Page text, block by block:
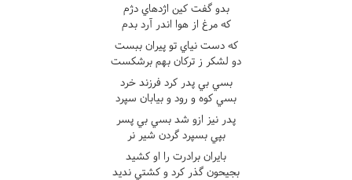
بدو گفت کين اژدهاي دژم
که مرغ از هوا اندر آرد بدم
که دست نياي تو پيران ببست
دو لشکر ز ترکان بهم برشکست
بسي بي پدر کرد فرزند خرد
بسي کوه و رود و بيابان سپرد
پدر نيز ازو شد بسي بي پسر
بپي بسپرد گردن شير نر
بايران برادرت را او کشيد
بجيحون گذر کرد و کشتي نديد